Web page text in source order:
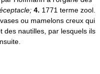
4. 1771 terme zool.
ou mamelons creux qui
des nautilles, par lesquels ils